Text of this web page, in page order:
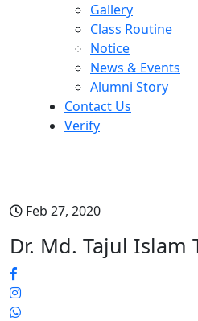
Gallery
Class Routine
Notice
News & Events
Alumni Story
Contact Us
Verify
Feb 27, 2020
Dr. Md. Tajul Islam